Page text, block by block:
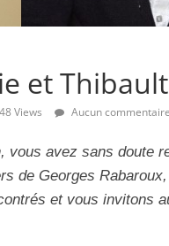
et
Views Aucun commentaire
vous avez sans doute
de Georges
et vous invitons